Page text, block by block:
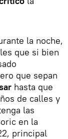
la noche,
que si bien
que sepan
hasta que
de calles y
las
en la
principal